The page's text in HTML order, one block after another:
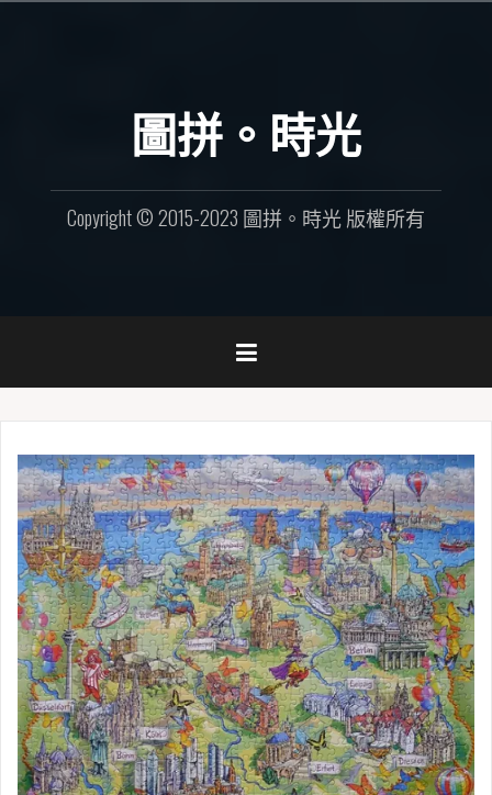
圖拼。時光
Copyright © 2015-2023 圖拼。時光 版權所有